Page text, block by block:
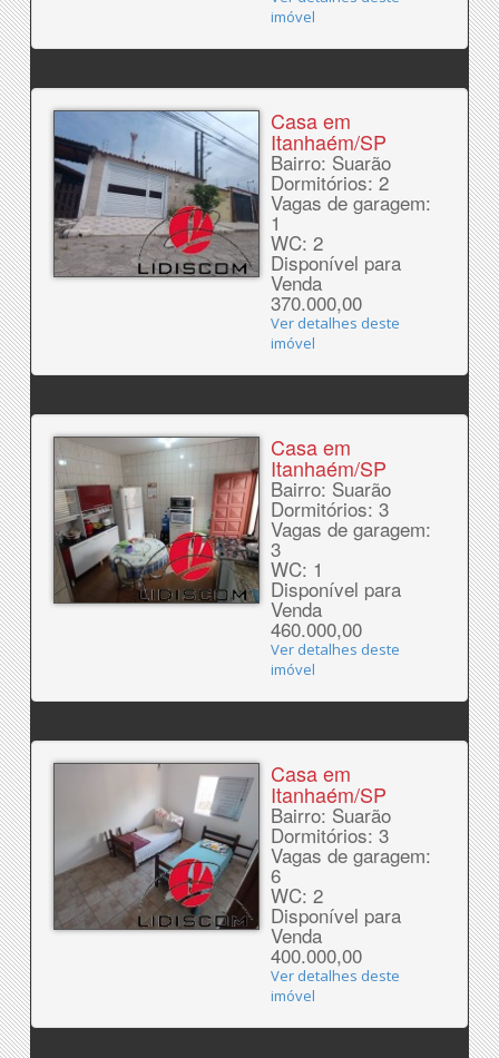
imóvel
Casa em
Itanhaém/SP
Bairro: Suarão
Dormitórios: 2
Vagas de garagem:
1
WC: 2
Disponível para
Venda
370.000,00
Ver detalhes deste
imóvel
Casa em
Itanhaém/SP
Bairro: Suarão
Dormitórios: 3
Vagas de garagem:
3
WC: 1
Disponível para
Venda
460.000,00
Ver detalhes deste
imóvel
Casa em
Itanhaém/SP
Bairro: Suarão
Dormitórios: 3
Vagas de garagem:
6
WC: 2
Disponível para
Venda
400.000,00
Ver detalhes deste
imóvel